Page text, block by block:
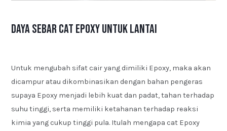
Daya Sebar Cat Epoxy untuk Lantai
Untuk mengubah sifat cair yang dimiliki Epoxy, maka akan
dicampur atau dikombinasikan dengan bahan pengeras
supaya Epoxy menjadi lebih kuat dan padat, tahan terhadap
suhu tinggi, serta memiliki ketahanan terhadap reaksi
kimia yang cukup tinggi pula. Itulah mengapa cat Epoxy